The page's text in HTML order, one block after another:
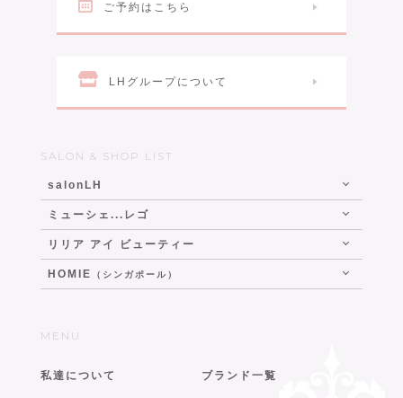
ご予約はこちら
LHグループについて
SALON & SHOP LIST
salonLH
ミューシェ...レゴ
リリア アイ ビューティー
HOMIE （シンガポール）
MENU
私達について ブランド一覧